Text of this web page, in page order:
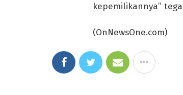
kepemilikannya”
(OnNewsOne.com)